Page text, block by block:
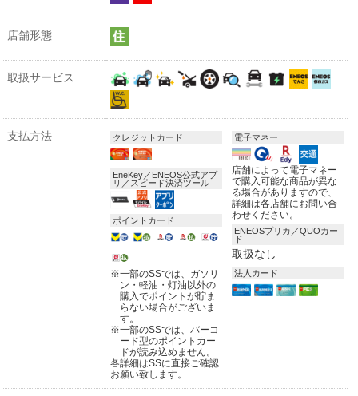
店舗形態
取扱サービス
支払方法 クレジットカード
EneKey／ENEOS公式アプ
リ／スピード決済ツール
ポイントカード
※一部のSSでは、ガソリ
ン・軽油・灯油以外の
購入でポイントが貯ま
らない場合がございま
す。
※一部のSSでは、バーコ
ード型のポイントカー
ドが読み込めません。
各詳細はSSに直接ご確認
お願い致します。
電子マネー
店舗によって電子マネー
で購入可能な商品が異な
る場合がありますので、
詳細は各店舗にお問い合
わせください。
ENEOSプリカ／QUOカー
ド
取扱なし
法人カード